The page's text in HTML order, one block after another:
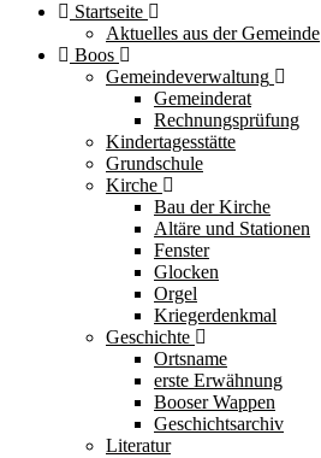
Startseite
Aktuelles aus der Gemeinde
Boos
Gemeindeverwaltung
Gemeinderat
Rechnungsprüfung
Kindertagesstätte
Grundschule
Kirche
Bau der Kirche
Altäre und Stationen
Fenster
Glocken
Orgel
Kriegerdenkmal
Geschichte
Ortsname
erste Erwähnung
Booser Wappen
Geschichtsarchiv
Literatur